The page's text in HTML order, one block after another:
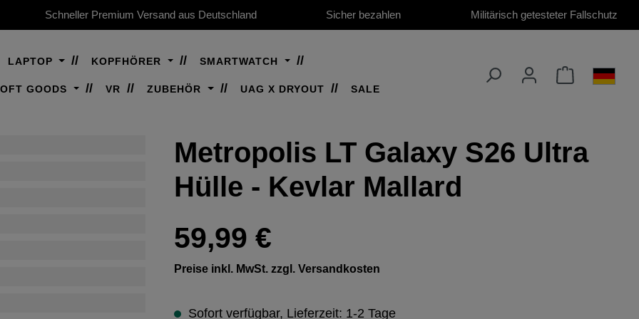
Schneller Premium Versand aus Deutschland Sicher bezahlen Militärisch getesteter Fallschutz
LAPTOP KOPFHÖRER SMARTWATCH
GOODS VR ZUBEHÖR UAG X DRYOUT SALE
Metropolis LT Galaxy S26 Ultra
Hülle - Kevlar Mallard
Regulärer Preis:
59,99 €
Preise inkl. MwSt. zzgl. Versandkosten
Sofort verfügbar, Lieferzeit: 1-2 Tage